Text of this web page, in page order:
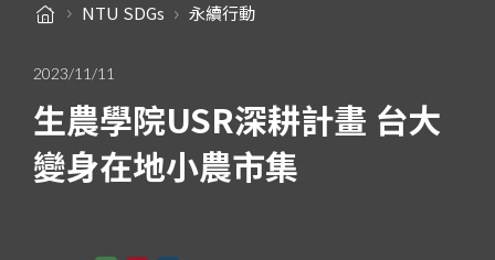
NTU SDGs 永續行動
2023/11/11
生農學院USR深耕計畫 台大
變身在地小農市集